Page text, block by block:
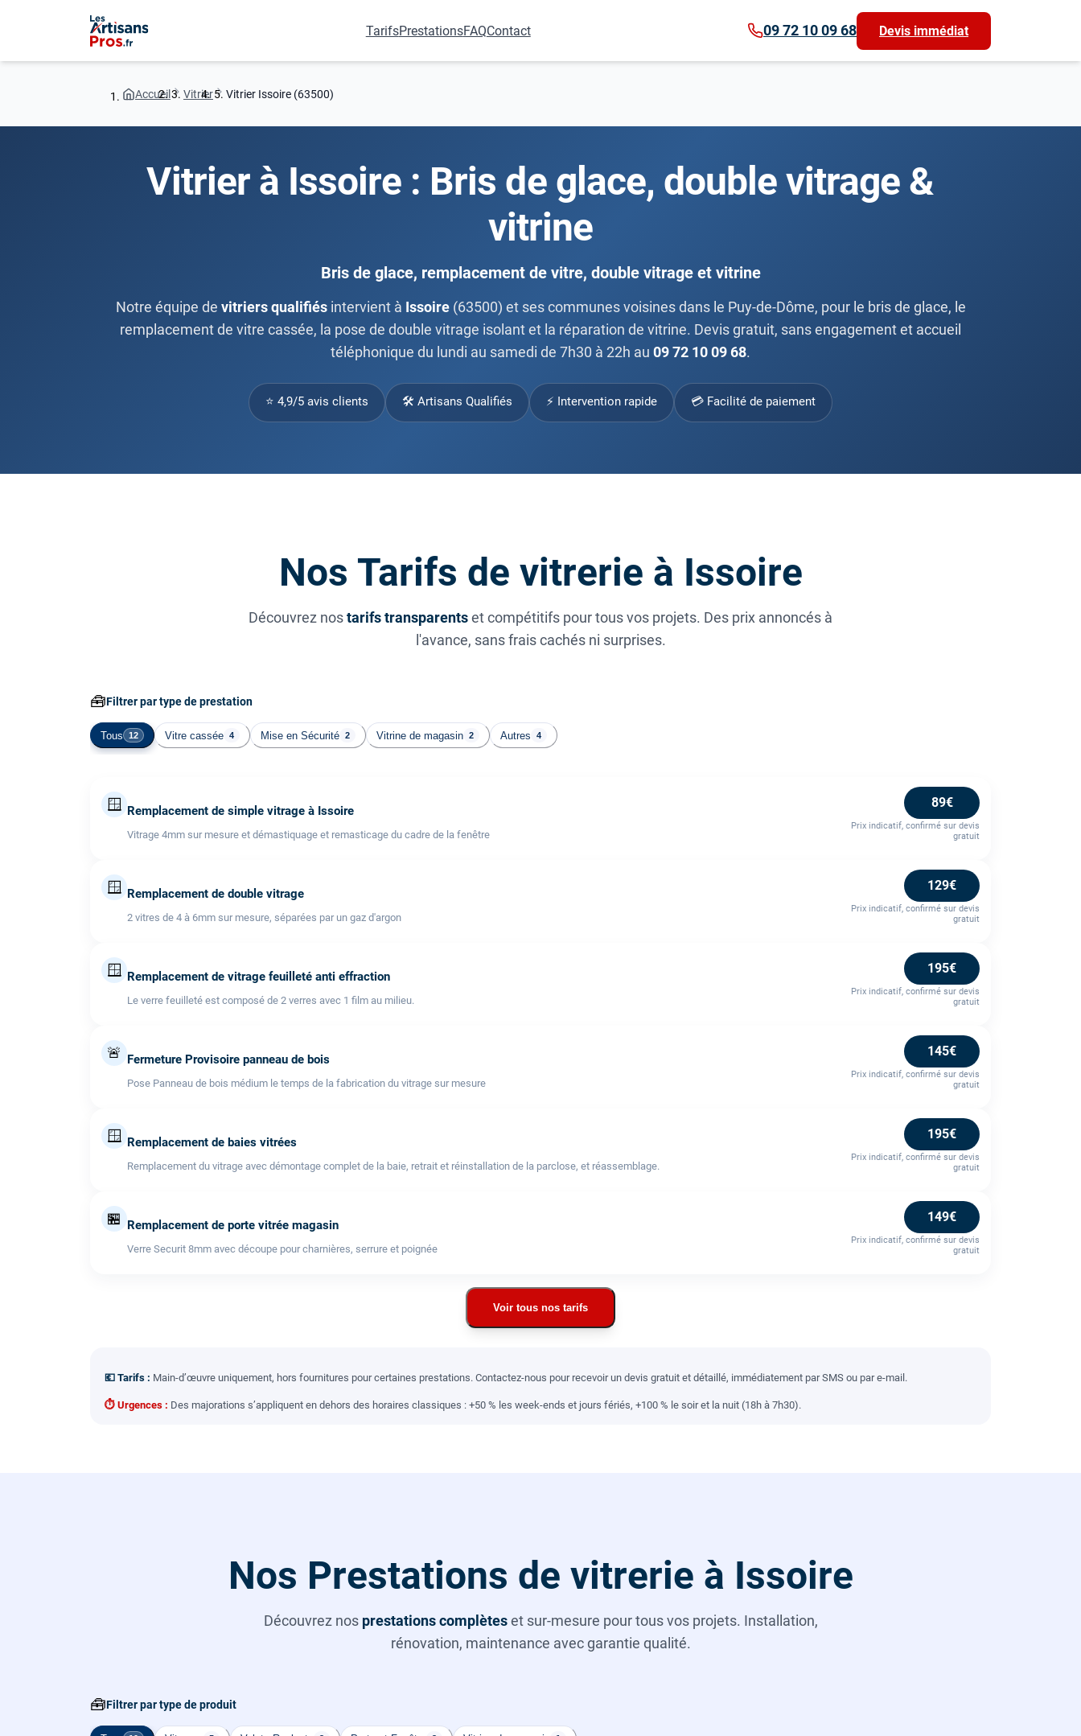
TarifsPrestationsFAQContact 09 72 10 09 68 Devis immédiat
Accueil Vitrier Vitrier Issoire (63500)
Vitrier à Issoire : Bris de glace, double vitrage &
vitrine
Bris de glace, remplacement de vitre, double vitrage et vitrine
Notre équipe de vitriers qualifiésintervient à Issoire(63500) et ses communes voisines dans le Puy-de-Dôme, pour le bris de glace, le
remplacement de vitre cassée, la pose de double vitrage isolant et la réparation de vitrine. Devis gratuit, sans engagement et accueil
téléphonique du lundi au samedi de 7h30 à 22h au 09 72 10 09 68.
⭐ 4,9/5 avis clients 🛠 Artisans Qualifiés ⚡ Intervention rapide 💳 Facilité de paiement
Nos Tarifs de vitrerie à Issoire
Découvrez nostarifs transparentset compétitifs pour tous vos projets. Des prix annoncés à
l'avance, sans frais cachés ni surprises.
🧰Filtrer par type de prestation
Tous 12 Vitre cassée 4 Mise en Sécurité 2 Vitrine de magasin 2 Autres 4
🪟 Remplacement de simple vitrage à Issoire
Vitrage 4mm sur mesure et démastiquage et remasticage du cadre de la fenêtre
89€
Prix indicatif, confirmé sur devis
gratuit
🪟 Remplacement de double vitrage
2 vitres de 4 à 6mm sur mesure, séparées par un gaz d'argon
129€
Prix indicatif, confirmé sur devis
gratuit
🪟 Remplacement de vitrage feuilleté anti effraction
Le verre feuilleté est composé de 2 verres avec 1 film au milieu.
195€
Prix indicatif, confirmé sur devis
gratuit
🚨 Fermeture Provisoire panneau de bois
Pose Panneau de bois médium le temps de la fabrication du vitrage sur mesure
145€
Prix indicatif, confirmé sur devis
gratuit
🪟 Remplacement de baies vitrées
Remplacement du vitrage avec démontage complet de la baie, retrait et réinstallation de la parclose, et réassemblage.
195€
Prix indicatif, confirmé sur devis
gratuit
🏪 Remplacement de porte vitrée magasin
Verre Securit 8mm avec découpe pour charnières, serrure et poignée
149€
Prix indicatif, confirmé sur devis
gratuit
Voir tous nos tarifs
💶 Tarifs : Main-d’œuvre uniquement, hors fournitures pour certaines prestations. Contactez-nous pour recevoir un devis gratuit et détaillé, immédiatement par SMS ou par e-mail.
⏱ Urgences : Des majorations s’appliquent en dehors des horaires classiques : +50 % les week-ends et jours fériés, +100 % le soir et la nuit (18h à 7h30).
Nos Prestations de vitrerie à Issoire
Découvrez nos prestations complèteset sur-mesure pour tous vos projets. Installation,
rénovation, maintenance avec garantie qualité.
🧰Filtrer par type de produit